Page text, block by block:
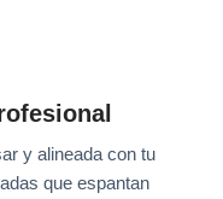
y alineada con tu
que espantan